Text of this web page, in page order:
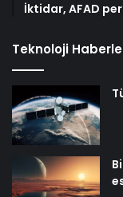
İktidar, AFAD
Teknoloji